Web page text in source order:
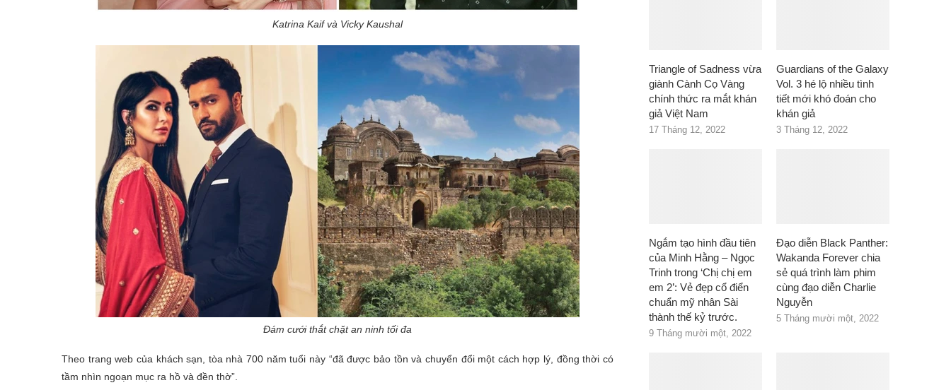
Katrina Kaif và Vicky Kaushal
Đám cưới thắt chặt an ninh tối đa
Theo trang web của khách sạn, tòa nhà 700 năm tuổi này “đã được bảo tồn và chuyển đổi một cách hợp lý, đồng thời có
tầm nhìn ngoạn mục ra hồ và đền thờ”.
Triangle of Sadness vừa
giành Cành Cọ Vàng
chính thức ra mắt khán
giả Việt Nam
17 Tháng 12, 2022
Guardians of the Galaxy
Vol. 3 hé lộ nhiều tình
tiết mới khó đoán cho
khán giả
3 Tháng 12, 2022
Ngắm tạo hình đầu tiên
của Minh Hằng – Ngọc
Trinh trong ‘Chị chị em
em 2’: Vẻ đẹp cổ điển
chuẩn mỹ nhân Sài
thành thế kỷ trước.
9 Tháng mười một, 2022
Đạo diễn Black Panther:
Wakanda Forever chia
sẻ quá trình làm phim
cùng đạo diễn Charlie
Nguyễn
5 Tháng mười một, 2022